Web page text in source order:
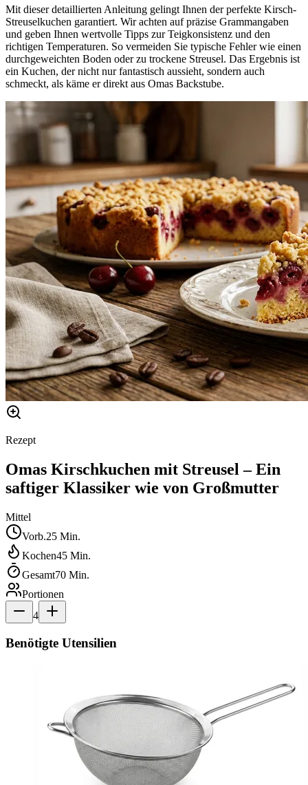
Mit dieser detaillierten Anleitung gelingt Ihnen der perfekte Kirsch-
Streuselkuchen garantiert. Wir achten auf präzise Grammangaben
und geben Ihnen wertvolle Tipps zur Teigkonsistenz und den
richtigen Temperaturen. So vermeiden Sie typische Fehler wie einen
durchgeweichten Boden oder zu trockene Streusel. Das Ergebnis ist
ein Kuchen, der nicht nur fantastisch aussieht, sondern auch
schmeckt, als käme er direkt aus Omas Backstube.
Rezept
Omas Kirschkuchen mit Streusel – Ein
saftiger Klassiker wie von Großmutter
Mittel
Vorb.25 Min.
Kochen45 Min.
Gesamt70 Min.
Portionen
4
Benötigte Utensilien